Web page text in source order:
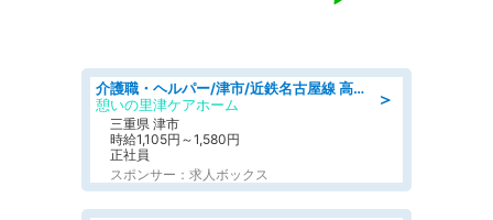
＞
介護職・ヘルパー/津市/近鉄名古屋線 高田本山/三重県/デイサービス
憩いの里津ケアホーム
三重県 津市
時給1,105円～1,580円
正社員
スポンサー：求人ボックス